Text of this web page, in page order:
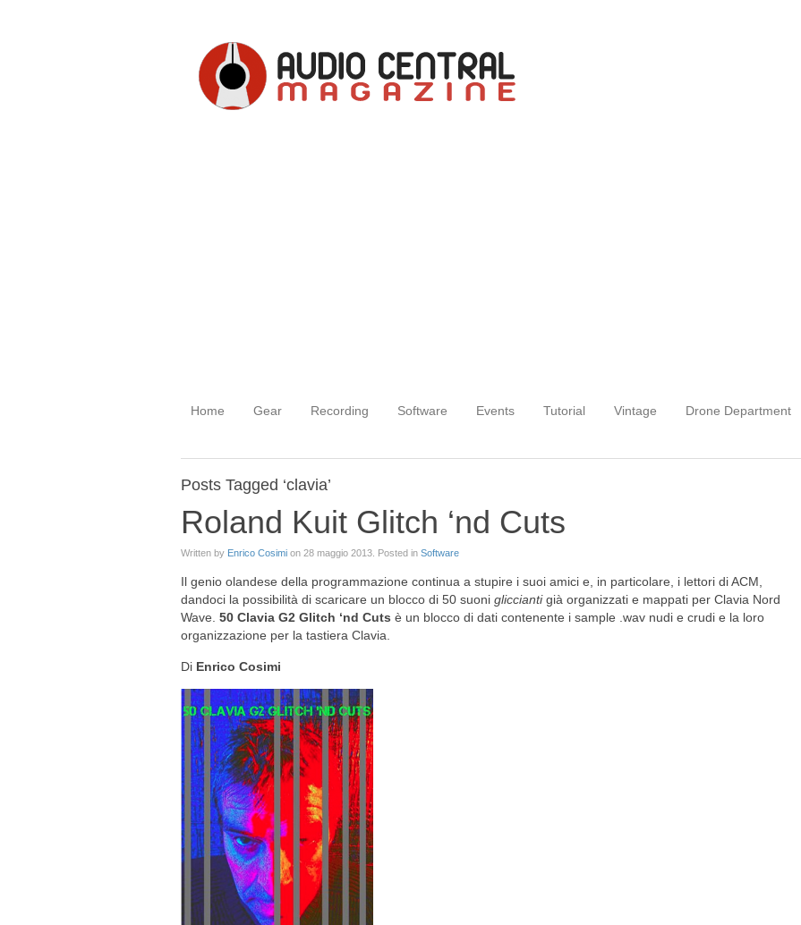
Home Gear Recording Software Events Tutorial Vintage Drone Department
Posts Tagged ‘clavia’
Roland Kuit Glitch ‘nd Cuts
Written by Enrico Cosimi on 28 maggio 2013 . Posted in Software
Il genio olandese della programmazione continua a stupire i suoi amici e, in particolare, i lettori di ACM,
dandoci la possibilità di scaricare un blocco di 50 suoni glicciantigià organizzati e mappati per Clavia Nord
Wave. 50 Clavia G2 Glitch ‘nd Cuts è un blocco di dati contenente i sample .wav nudi e crudi e la loro
organizzazione per la tastiera Clavia.
Di Enrico Cosimi